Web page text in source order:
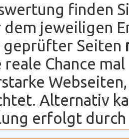
finden
jeweiligen
Seiten
Chance
Alternativ
erfolgt